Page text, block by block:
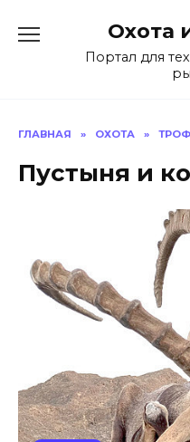
содержанию
Охота
Портал для
ГЛАВНАЯ » ОХОТА »
Пустыня и